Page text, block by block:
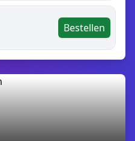
Bestellen